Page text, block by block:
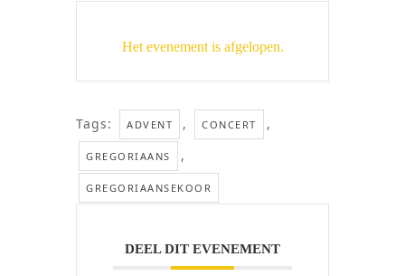
Het evenement is afgelopen.
Tags: ADVENT , CONCERT ,
GREGORIAANS ,
GREGORIAANSEKOOR
DEEL DIT EVENEMENT